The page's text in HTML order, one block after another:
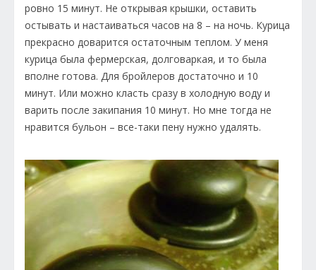
ровно 15 минут. Не открывая крышки, оставить
остывать и настаиваться часов на 8 – на ночь. Курица
прекрасно доварится остаточным теплом. У меня
курица была фермерская, долговаркая, и то была
вполне готова. Для бройлеров достаточно и 10
минут. Или можно класть сразу в холодную воду и
варить после закипания 10 минут. Но мне тогда не
нравится бульон – все-таки пену нужно удалять.